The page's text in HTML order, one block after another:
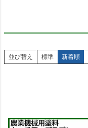
並び替え 標準 新着順